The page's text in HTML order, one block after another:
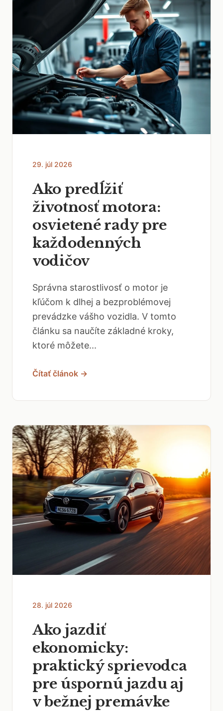
29. júl 2026
Ako predĺžiť
životnosť motora:
osvietené rady pre
každodenných
vodičov
Správna starostlivosť o motor je
kľúčom k dlhej a bezproblémovej
prevádzke vášho vozidla. V tomto
článku sa naučíte základné kroky,
ktoré môžete...
Čítať článok →
28. júl 2026
Ako jazdiť
ekonomicky:
praktický sprievodca
pre úspornú jazdu aj
v bežnej premávke